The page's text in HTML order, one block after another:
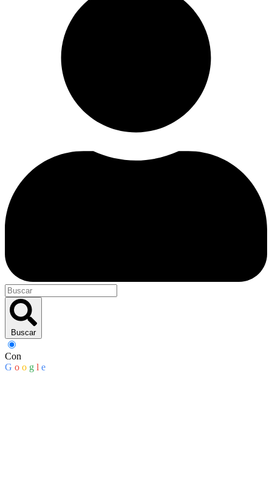
Buscar
Con
G o o g l e